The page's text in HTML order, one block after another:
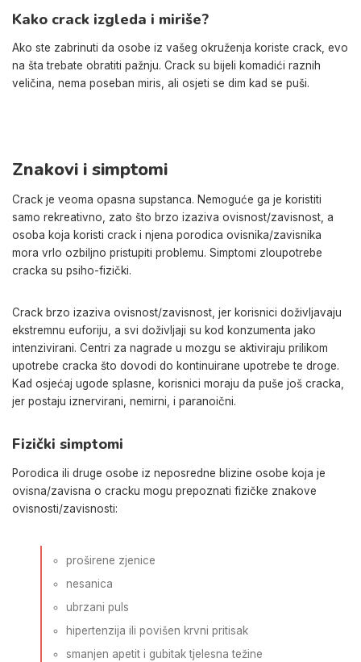
Kako crack izgleda i miriše?
Ako ste zabrinuti da osobe iz vašeg okruženja koriste crack, evo
na šta trebate obratiti pažnju. Crack su bijeli komadići raznih
veličina, nema poseban miris, ali osjeti se dim kad se puši.
Znakovi i simptomi
Crack je veoma opasna supstanca. Nemoguće ga je koristiti
samo rekreativno, zato što brzo izaziva ovisnost/zavisnost, a
osoba koja koristi crack i njena porodica ovisnika/zavisnika
mora vrlo ozbiljno pristupiti problemu. Simptomi zloupotrebe
cracka su psiho-fizički.
Crack brzo izaziva ovisnost/zavisnost, jer korisnici doživljavaju
ekstremnu euforiju, a svi doživljaji su kod konzumenta jako
intenzivirani. Centri za nagrade u mozgu se aktiviraju prilikom
upotrebe cracka što dovodi do kontinuirane upotrebe te droge.
Kad osjećaj ugode splasne, korisnici moraju da puše još cracka,
jer postaju iznervirani, nemirni, i paranoični.
Fizički simptomi
Porodica ili druge osobe iz neposredne blizine osobe koja je
ovisna/zavisna o cracku mogu prepoznati fizičke znakove
ovisnosti/zavisnosti:
proširene zjenice
nesanica
ubrzani puls
hipertenzija ili povišen krvni pritisak
smanjen apetit i gubitak tjelesna težine